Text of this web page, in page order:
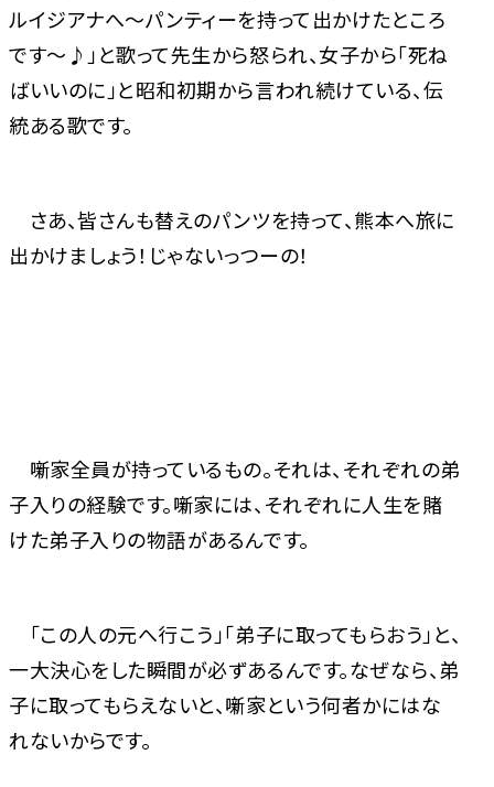
ルイジアナへ～パンティーを持って出かけたところ
です～♪」と歌って先生から怒られ、女子から「死ね
ばいいのに」と昭和初期から言われ続けている、伝
統ある歌です。
さあ、皆さんも替えのパンツを持って、熊本へ旅に
出かけましょう！――じゃないっつーの！
噺家全員が持っているもの。それは、それぞれの弟
子入りの経験です。噺家には、それぞれに人生を賭
けた弟子入りの物語があるんです。
「この人の元へ行こう」「弟子に取ってもらおう」と、
一大決心をした瞬間が必ずあるんです。なぜなら、弟
子に取ってもらえないと、噺家という何者かにはな
れないからです。